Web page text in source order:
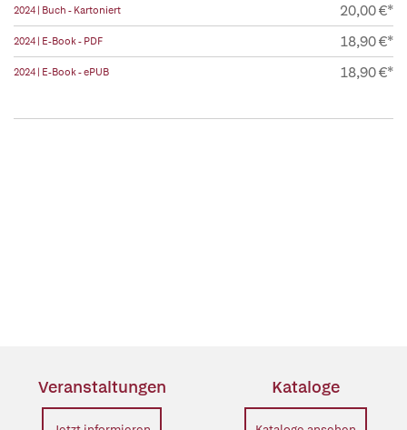
2024 | Buch - Kartoniert 20,00 €*
2024 | E-Book - PDF 18,90 €*
2024 | E-Book - ePUB 18,90 €*
Veranstaltungen Kataloge